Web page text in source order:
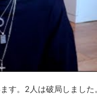
す。2人は破局しました